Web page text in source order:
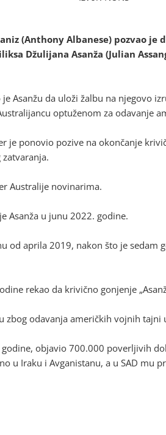
(Anthony Albanese) pozvao je
Džulijana Asanža (Julian
Asanžu da uloži žalbu na njegovo
optuženom za odavanje
je ponovio pozive na okončanje
Australije novinarima.
Asanža u junu 2022. godine.
od aprila 2019, nakon što je sedam
rekao da krivično gonjenje
zbog odavanja američkih vojnih
objavio 700.000 poverljivih
u Iraku i Avganistanu, a u SAD mu